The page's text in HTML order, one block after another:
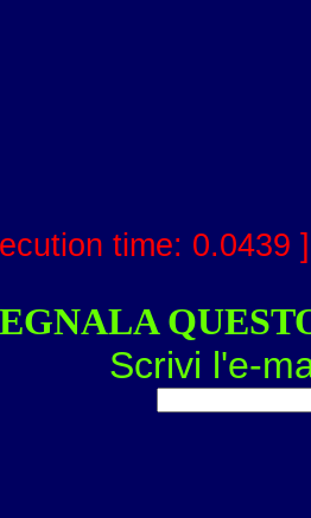
time:
Scrivi l'e-